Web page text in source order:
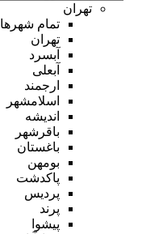
تهران
تمام شهر‌ها
تهران
آبسرد
آبعلی
ارجمند
اسلامشهر
اندیشه
باقرشهر
باغستان
بومهن
پاکدشت
پردیس
پرند
پیشوا